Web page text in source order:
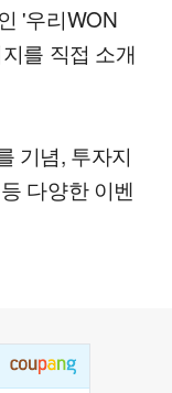
'우리WON
를 직접 소개
기념, 투자지
다양한 이벤